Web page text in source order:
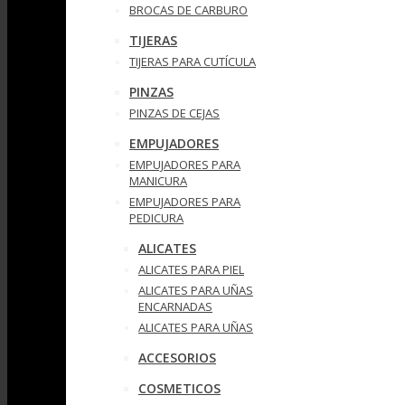
BROCAS DE CARBURO
TIJERAS
TIJERAS PARA CUTÍCULA
PINZAS
PINZAS DE CEJAS
EMPUJADORES
EMPUJADORES PARA
MANICURA
EMPUJADORES PARA
PEDICURA
ALICATES
ALICATES PARA PIEL
ALICATES PARA UÑAS
ENCARNADAS
ALICATES PARA UÑAS
ACCESORIOS
COSMETICOS